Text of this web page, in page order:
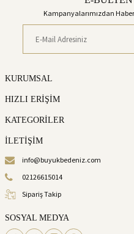
Kampanyalarımızdan
KURUMSAL
HIZLI ERİŞİM
KATEGORİLER
İLETİŞİM
info@buyukbedeniz.com
02126615014
Sipariş Takip
SOSYAL MEDYA